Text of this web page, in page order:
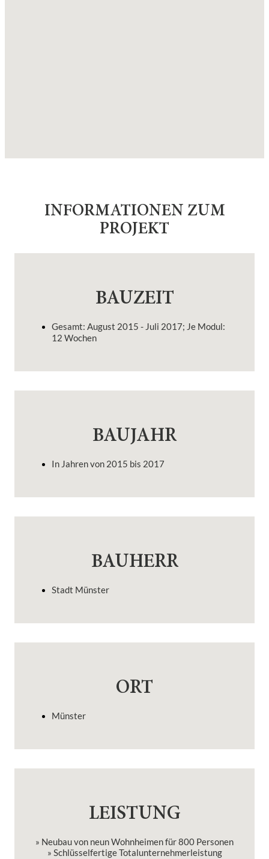
INFORMATIONEN ZUM
PROJEKT
BAUZEIT
Gesamt: August 2015 - Juli 2017; Je Modul:
12 Wochen
BAUJAHR
In Jahren von 2015 bis 2017
BAUHERR
Stadt Münster
ORT
Münster
LEISTUNG
» Neubau von neun Wohnheimen für 800 Personen
» Schlüsselfertige Totalunternehmerleistung